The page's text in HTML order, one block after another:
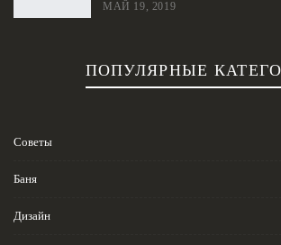
МАЙ 19, 2019
ПОПУЛЯРНЫЕ
Советы
Баня
Дизайн